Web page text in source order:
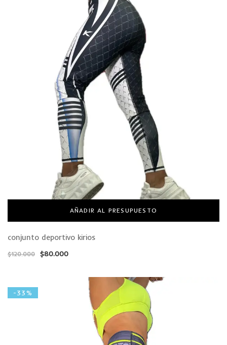
AÑADIR AL PRESUPUESTO
conjunto deportivo kirios
$120.000 $80.000
-33%